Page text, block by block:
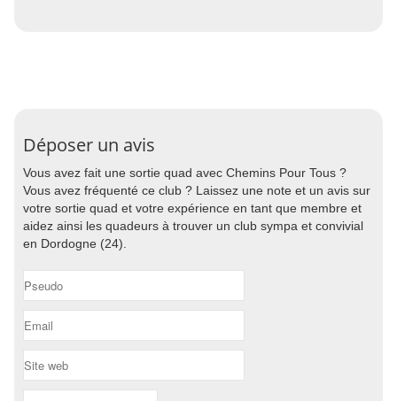
Déposer un avis
Vous avez fait une sortie quad avec Chemins Pour Tous ?
Vous avez fréquenté ce club ? Laissez une note et un avis sur
votre sortie quad et votre expérience en tant que membre et
aidez ainsi les quadeurs à trouver un club sympa et convivial
en Dordogne (24).